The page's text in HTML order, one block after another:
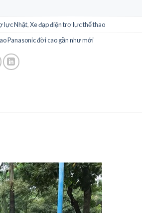
lực Nhật,Xe đạp điện trợ lực thể thao
Panasonic đời cao gần như mới